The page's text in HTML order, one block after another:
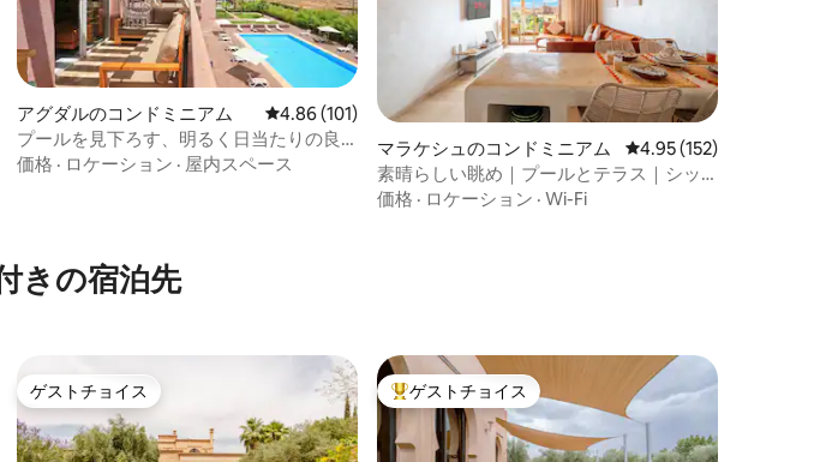
、5つ星中4.86つ星の平均評価
アグダルのコンドミニアム レビュー101件、5つ星中4.86つ星の平均評価
4.86 (101)
プールを見下ろす、明るく日当たりの良
いアパート
価格 · ロケーション · 屋内スペース
マラケシュのコンドミニアム レビュー152件、5つ
4.95 (152)
素晴らしい眺め｜プールとテラス｜シッ
ク
価格 · ロケーション · Wi-Fi
きの宿泊先
ゲストチョイス
ゲストチョイス 大好評のゲストチョイスです。
ゲストチョイス